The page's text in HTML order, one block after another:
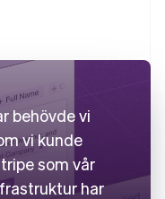
behövde vi
vi kunde
som vår
har